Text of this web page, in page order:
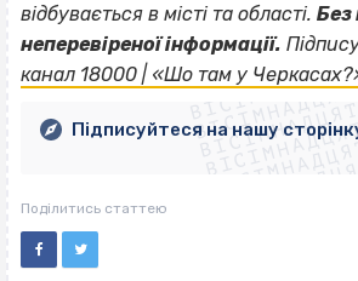
відбувається в місті та області. Без
неперевіреної інформації.
канал 18000 | «Шо там у
Підписуйтеся на нашу
Поділитись статтею